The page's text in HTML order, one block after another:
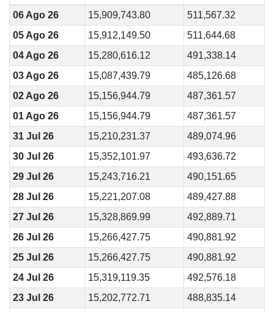
06 Ago 26
15,909,743.80
511,567.32
05 Ago 26
15,912,149.50
511,644.68
04 Ago 26
15,280,616.12
491,338.14
03 Ago 26
15,087,439.79
485,126.68
02 Ago 26
15,156,944.79
487,361.57
01 Ago 26
15,156,944.79
487,361.57
31 Jul 26
15,210,231.37
489,074.96
30 Jul 26
15,352,101.97
493,636.72
29 Jul 26
15,243,716.21
490,151.65
28 Jul 26
15,221,207.08
489,427.88
27 Jul 26
15,328,869.99
492,889.71
26 Jul 26
15,266,427.75
490,881.92
25 Jul 26
15,266,427.75
490,881.92
24 Jul 26
15,319,119.35
492,576.18
23 Jul 26
15,202,772.71
488,835.14